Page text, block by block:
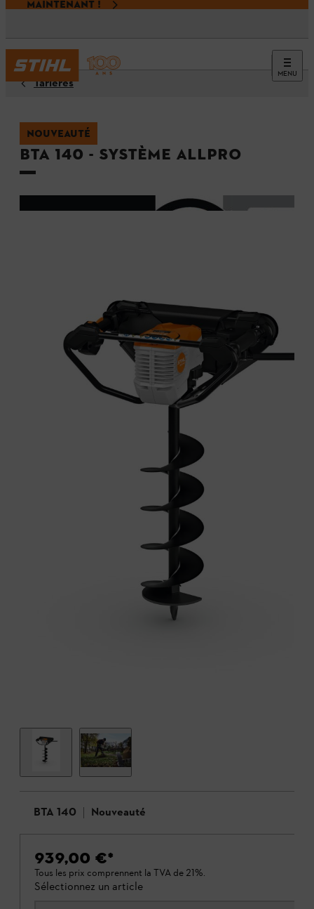
MAINTENANT !
MENU
Tarières
NOUVEAUTÉ
BTA 140 - Système ALLPRO
BTA 140 Nouveauté
939,00 €*
Tous les prix comprennent la TVA de 21%.
Sélectionnez un article